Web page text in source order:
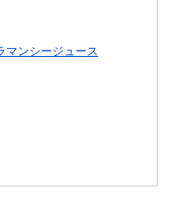
マンシージュース